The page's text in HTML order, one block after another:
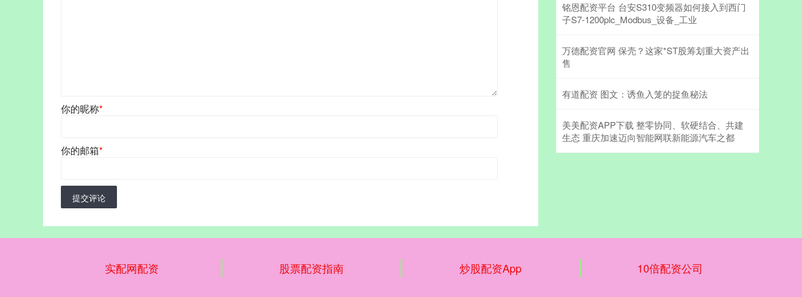
你的昵称*
你的邮箱*
提交评论
铭恩配资平台 台安S310变频器如何接入到西门
子S7-1200plc_Modbus_设备_工业
万德配资官网 保壳？这家*ST股筹划重大资产出
售
有道配资 图文：诱鱼入笼的捉鱼秘法
美美配资APP下载 整零协同、软硬结合、共建
生态 重庆加速迈向智能网联新能源汽车之都
实配网配资 股票配资指南 炒股配资App 10倍配资公司